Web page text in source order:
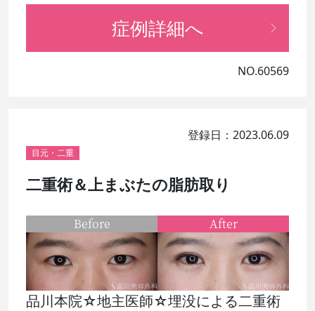
症例詳細へ
NO.60569
登録日：2023.06.09
目元・二重
二重術＆上まぶたの脂肪取り
品川本院☆地主医師☆埋没による二重術
Before After